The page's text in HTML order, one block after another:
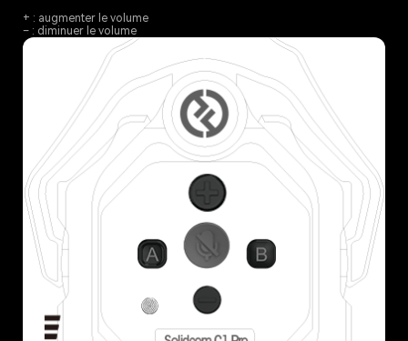
+ : augmenter le volume
– : diminuer le volume